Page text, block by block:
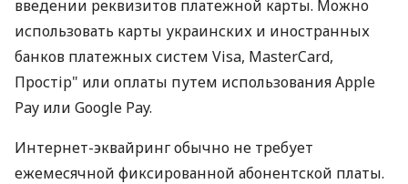
введении реквизитов платежной карты. Можно
использовать карты украинских и иностранных
банков платежных систем Visa, MasterCard,
Простір" или оплаты путем использования Apple
Pay или Google Pay.
Интернет-эквайринг обычно не требует
ежемесячной фиксированной абонентской платы.